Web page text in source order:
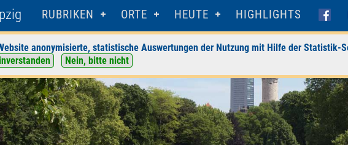
RUBRIKEN ORTE HEUTE HIGHLIGHTS
anonymisierte, statistische Auswertungen der Nutzung mit Hilfe der
Nein, bitte nicht